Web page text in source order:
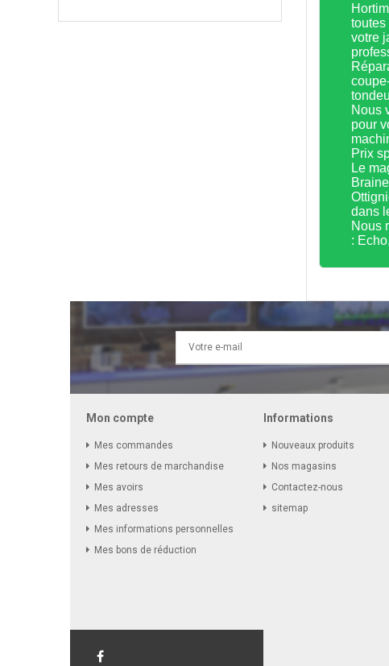
toutes
votre
Nous
pour
Prix
Le
dans
Nous
:
Mon compte
Mes commandes
Mes retours de marchandise
Mes avoirs
Mes adresses
Mes informations personnelles
Mes bons de réduction
Informations
Nouveaux produits
Nos magasins
Contactez-nous
sitemap